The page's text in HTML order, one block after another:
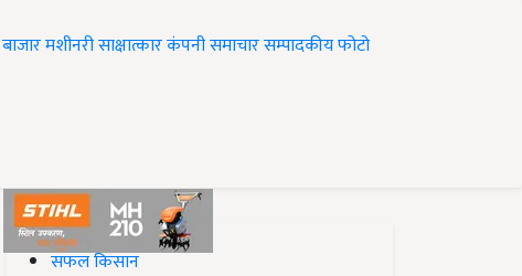
बाजारमशीनरीसाक्षात्कारकंपनी समाचारसम्पादकीयफोटो
#Top on Krishi Jagran
सफल किसान